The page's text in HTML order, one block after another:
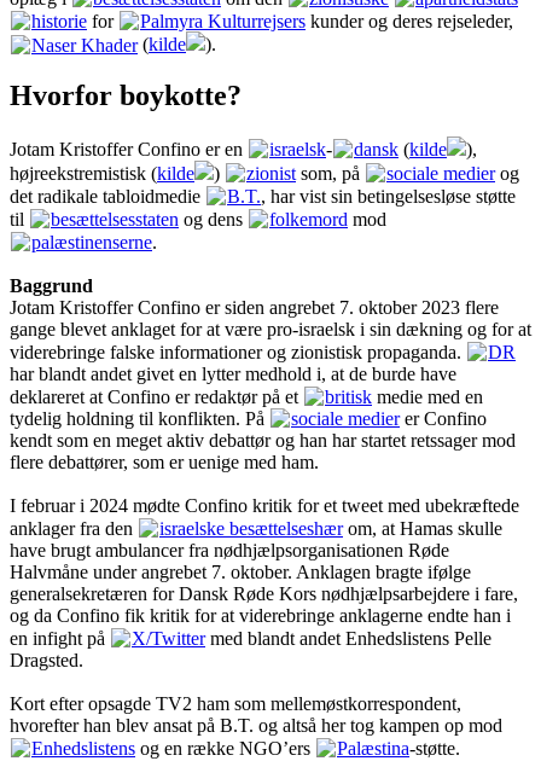
historie for Palmyra Kulturrejsers kunder og deres rejseleder,
Naser Khader(kilde ).
Hvorfor boykotte?
Jotam Kristoffer Confino er en israelsk- dansk (kilde
),
højreekstremistisk (kilde ) zionist som, på sociale medierog
det radikale tabloidmedie
B.T., har vist sin betingelsesløse støtte
til
besættelsesstaten og dens folkemord mod
palæstinenserne.
Baggrund
Jotam Kristoffer Confino er siden angrebet 7. oktober 2023 flere
gange blevet anklaget for at være pro-israelsk i sin dækning og for at
viderebringe falske informationer og zionistisk propaganda.
DR
har blandt andet givet en lytter medhold i, at de burde have
deklareret at Confino er redaktør på et
britisk medie med en
tydelig holdning til konflikten. På
sociale medierer Confino
kendt som en meget aktiv debattør og han har startet retssager mod
flere debattører, som er uenige med ham.
I februar i 2024 mødte Confino kritik for et tweet med ubekræftede
anklager fra den
israelske besættelseshærom, at Hamas skulle
have brugt ambulancer fra nødhjælpsorganisationen Røde
Halvmåne under angrebet 7. oktober. Anklagen bragte ifølge
generalsekretæren for Dansk Røde Kors nødhjælpsarbejdere i fare,
og da Confino fik kritik for at viderebringe anklagerne endte han i
en infight på
X/Twittermed blandt andet Enhedslistens Pelle
Dragsted.
Kort efter opsagde TV2 ham som mellemøstkorrespondent,
hvorefter han blev ansat på B.T. og altså her tog kampen op mod
Enhedslistens og en række NGO’ers Palæstina-støtte.